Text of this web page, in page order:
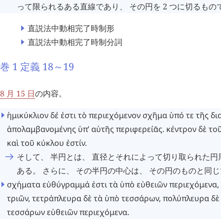
って限られるある直線であり、 その円を 2 つに切るもの
直説法中動相完了時制形
直説法中動相完了時制分詞
巻 1 定義 18～19
8 月 15 日の内容。
ἡμικύκλιονδέ ἐστιτὸ περιεχόμενον σχῆμα ὑπό τε τῆς
ἀπολαμβανομένης ὑπ’ αὐτῆς περιφερείᾱς. κέντρονδὲ
καὶτοῦ κύκλου ἐστίν.
そして、 半円とは、 直径とそれによって切り取られた
ある。 さらに、 その半円の中心は、 その円のものと同
σχήματαεὐθύγραμμάἐστιτὰ ὑπὸ εὐθειῶνπεριεχόμενα,
τριῶν, τετράπλευραδὲ τὰ ὑπὸ τεσσάρων, πολύπλευραδὲ
τεσσάρωνεὐθειῶνπεριεχόμενα.